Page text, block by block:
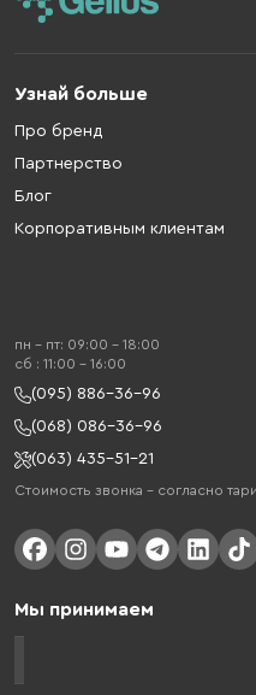
Узнай больше
Про бренд
Партнерство
Блог
Корпоративным клиентам
пн - пт: 09:00 - 18:00
cб : 11:00 - 16:00
(095) 886-36-96
(068) 086-36-96
(063) 435-51-21
Стоимость звонка – согласно
Мы принимаем